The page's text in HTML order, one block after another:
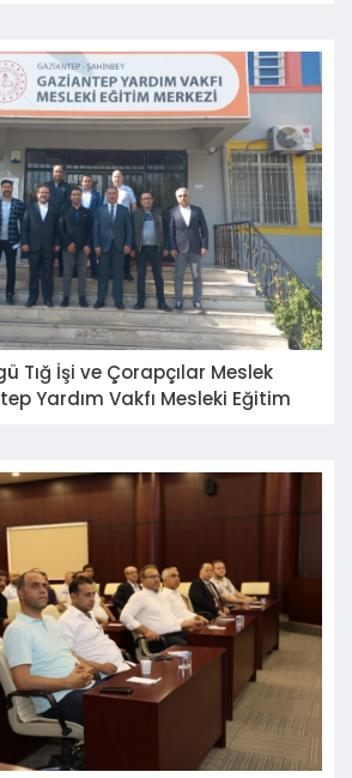
Tığ İşi ve Çorapçılar Meslek
Yardım Vakfı Mesleki Eğitim